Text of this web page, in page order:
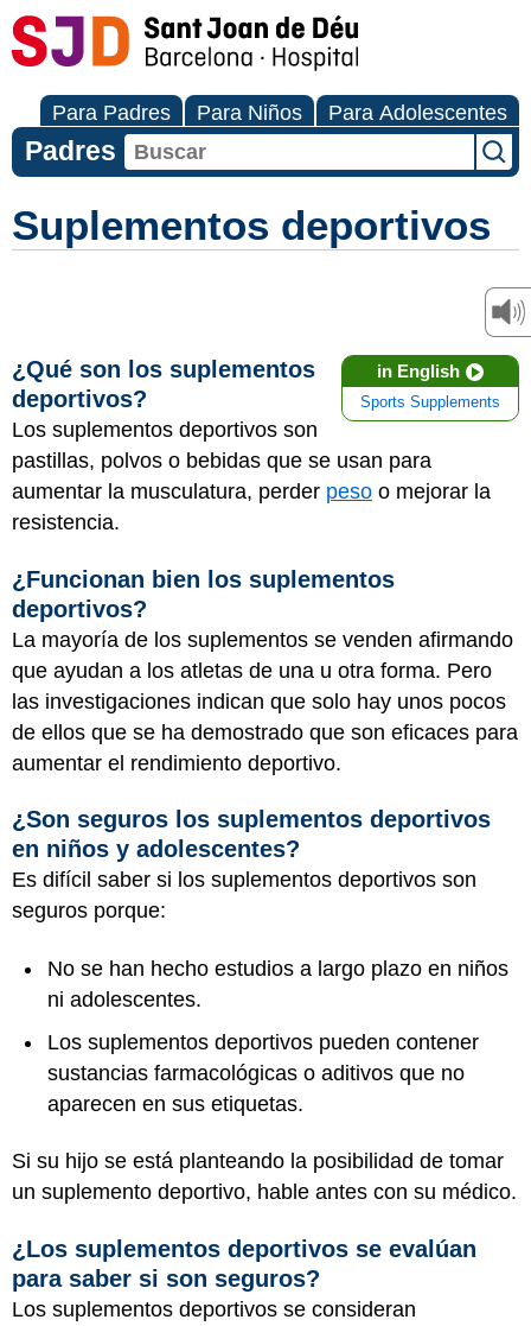
Para Padres Para Niños Para Adolescentes
Padres
Suplementos deportivos
in English
Sports Supplements
¿Qué son los suplementos
deportivos?
Los suplementos deportivos son
pastillas, polvos o bebidas que se usan para
aumentar la musculatura, perder peso o mejorar la
resistencia.
¿Funcionan bien los suplementos
deportivos?
La mayoría de los suplementos se venden afirmando
que ayudan a los atletas de una u otra forma. Pero
las investigaciones indican que solo hay unos pocos
de ellos que se ha demostrado que son eficaces para
aumentar el rendimiento deportivo.
¿Son seguros los suplementos deportivos
en niños y adolescentes?
Es difícil saber si los suplementos deportivos son
seguros porque:
No se han hecho estudios a largo plazo en niños
ni adolescentes.
Los suplementos deportivos pueden contener
sustancias farmacológicas o aditivos que no
aparecen en sus etiquetas.
Si su hijo se está planteando la posibilidad de tomar
un suplemento deportivo, hable antes con su médico.
¿Los suplementos deportivos se evalúan
para saber si son seguros?
Los suplementos deportivos se consideran